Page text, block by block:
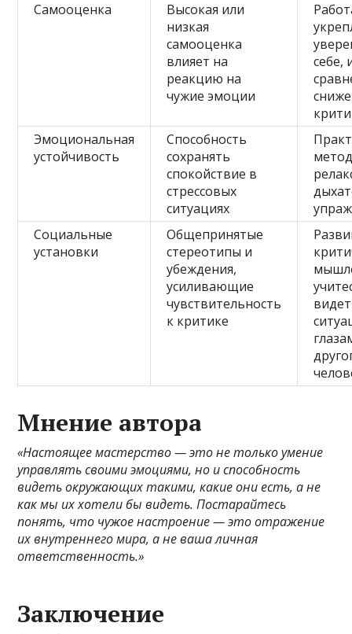
Самооценка
Высокая или
низкая
самооценка
влияет на
реакцию на
чужие эмоции
себе,
Эмоциональная
устойчивость
Способность
сохранять
спокойствие в
стрессовых
ситуациях
Социальные
установки
Общепринятые
стереотипы и
убеждения,
усиливающие
чувствительность
к критике
Мнение автора
«Настоящее мастерство — это не только умение
управлять своими эмоциями, но и способность
видеть окружающих такими, какие они есть, а не
как мы их хотели бы видеть. Постарайтесь
понять, что чужое настроение — это отражение
их внутреннего мира, а не ваша личная
ответственность.»
Заключение